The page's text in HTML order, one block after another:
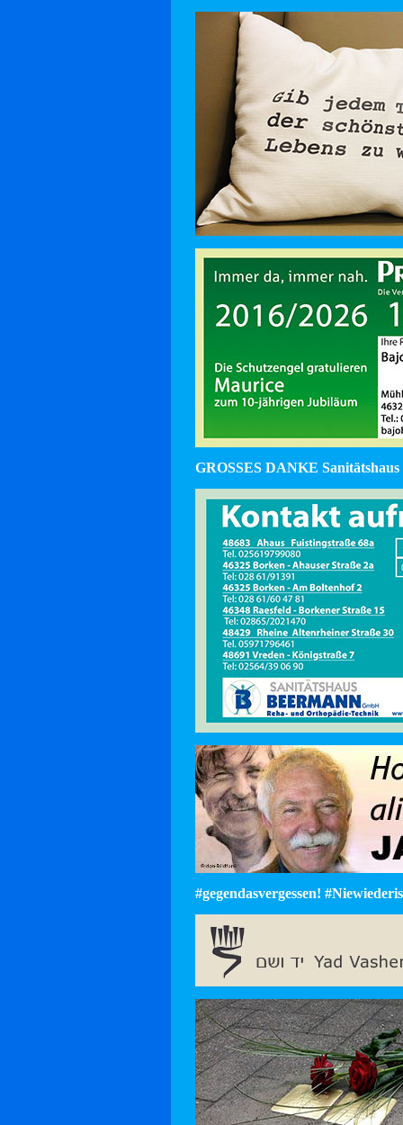
GROSSES DANKE
#gegendasvergessen!